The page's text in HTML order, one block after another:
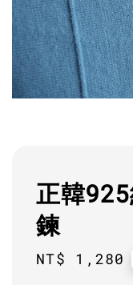
正韓
鍊
Regular
NT$ 1,280